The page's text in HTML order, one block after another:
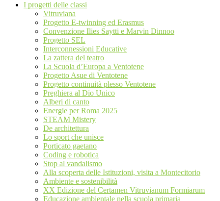
I progetti delle classi
Vitruviana
Progetto E-twinning ed Erasmus
Convenzione Ilies Saytti e Marvin Dinnoo
Progetto SEL
Interconnessioni Educative
La zattera del teatro
La Scuola d’Europa a Ventotene
Progetto Asue di Ventotene
Progetto continuità plesso Ventotene
Preghiera al Dio Unico
Alberi di canto
Energie per Roma 2025
STEAM Mistery
De architettura
Lo sport che unisce
Porticato gaetano
Coding e robotica
Stop al vandalismo
Alla scoperta delle Istituzioni, visita a Montecitorio
Ambiente e sostenibilità
XX Edizione del Certamen Vitruvianum Formiarum
Educazione ambientale nella scuola primaria